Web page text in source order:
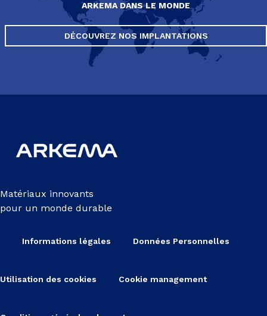
ARKEMA DANS LE MONDE
DÉCOUVREZ NOS IMPLANTATIONS
Matériaux innovants
pour un monde durable
Informations légales Données Personnelles
Utilisation des cookies Cookie management